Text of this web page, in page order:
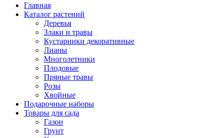
Главная
Каталог растений
Деревья
Злаки и травы
Кустарники декоративные
Лианы
Многолетники
Плодовые
Пряные травы
Розы
Хвойные
Подарочные наборы
Товары для сада
Газон
Грунт